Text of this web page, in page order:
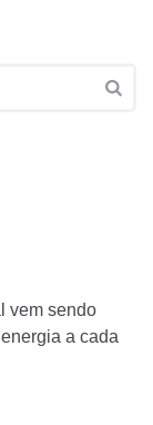
vem sendo
a cada